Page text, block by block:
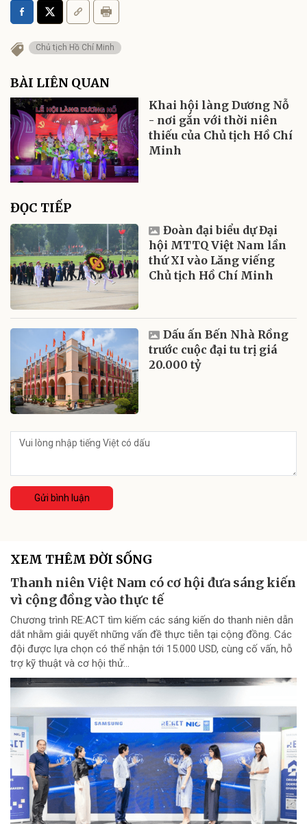
Chủ tịch Hồ Chí Minh
BÀI LIÊN QUAN
Khai hội làng Dương Nỗ
- nơi gắn với thời niên
thiếu của Chủ tịch Hồ Chí
Minh
ĐỌC TIẾP
Đoàn đại biểu dự Đại
hội MTTQ Việt Nam lần
thứ XI vào Lăng viếng
Chủ tịch Hồ Chí Minh
Dấu ấn Bến Nhà Rồng
trước cuộc đại tu trị giá
20.000 tỷ
Gửi bình luận
XEM THÊM ĐỜI SỐNG
Thanh niên Việt Nam có cơ hội đưa sáng kiến
vì cộng đồng vào thực tế
Chương trình RE:ACT tìm kiếm các sáng kiến do thanh niên dẫn
dắt nhằm giải quyết những vấn đề thực tiễn tại cộng đồng. Các
đội được lựa chọn có thể nhận tới 15.000 USD, cùng cố vấn, hỗ
trợ kỹ thuật và cơ hội thử...